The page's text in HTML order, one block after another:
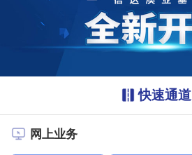
快速通道
网上业务